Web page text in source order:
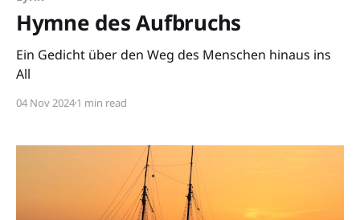
Hymne des Aufbruchs
Ein Gedicht über den Weg des Menschen hinaus ins
All
04 Nov 20241 min read